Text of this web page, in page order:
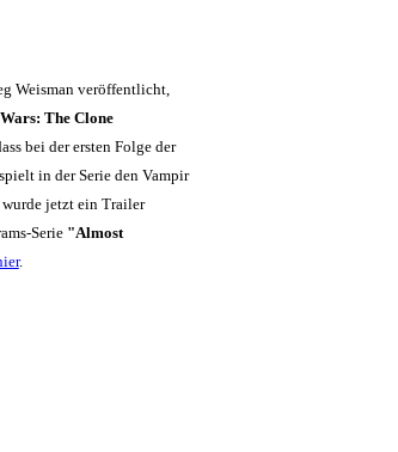
Weisman veröffentlicht,
The Clone
bei der ersten Folge der
in der Serie den Vampir
wurde jetzt ein Trailer
Serie"Almost
.